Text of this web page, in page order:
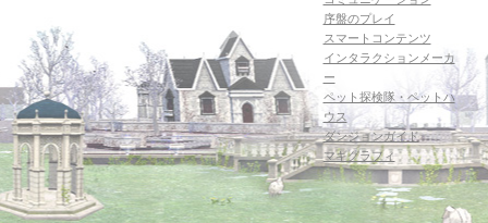
序盤のプレイ
スマートコンテンツ
インタラクションメーカ
ー
ペット探検隊・ペットハ
ウス
ダンジョンガイド
マギグラフィ